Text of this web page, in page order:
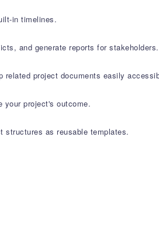
in timelines.
and generate reports for stakeholders.
project documents easily
your project's outcome.
structures as reusable templates.